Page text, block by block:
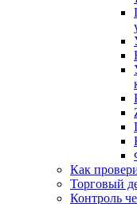
Как
Торговый
Контроль